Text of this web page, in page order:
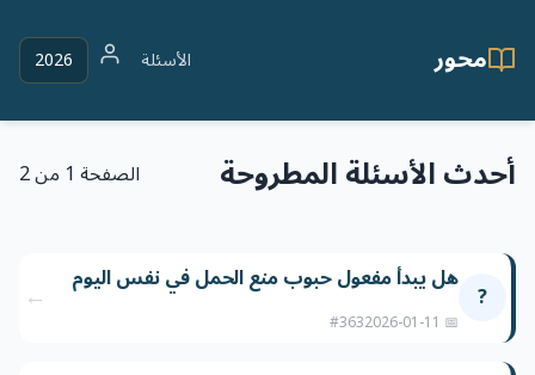
محور الأسئلة 2026
أحدث الأسئلة المطروحة الصفحة 1 من 2
? هل يبدأ مفعول حبوب منع الحمل في نفس اليوم
📅 2026-01-11
#363
←